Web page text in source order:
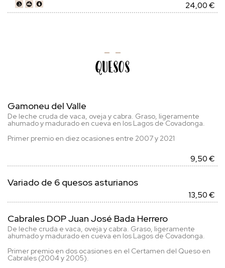
24,00 €
Quesos
Gamoneu del Valle
De leche cruda de vaca, oveja y cabra. Graso, ligeramente
ahumado y madurado en cueva en los Lagos de Covadonga.
Primer premio en diez ocasiones entre 2007 y 2021
9,50 €
Variado de 6 quesos asturianos
13,50 €
Cabrales DOP Juan José Bada Herrero
De leche cruda e vaca, oveja y cabra. Graso, ligeramente
ahumado y madurado en cueva en los Lagos de Covadonga.
Primer premio en dos ocasiones en el Certamen del Queso en
Cabrales (2004 y 2005).